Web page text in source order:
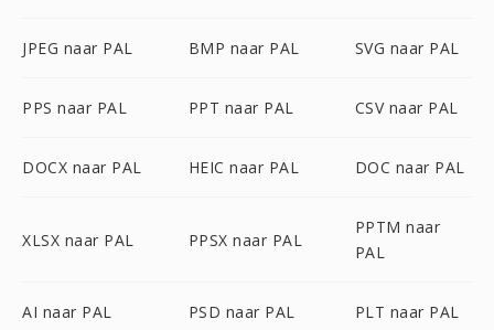
JPEG naar PAL BMP naar PAL SVG naar PAL
PPS naar PAL PPT naar PAL CSV naar PAL
DOCX naar PAL HEIC naar PAL DOC naar PAL
XLSX naar PAL PPSX naar PAL
PPTM naar
PAL
AI naar PAL PSD naar PAL PLT naar PAL